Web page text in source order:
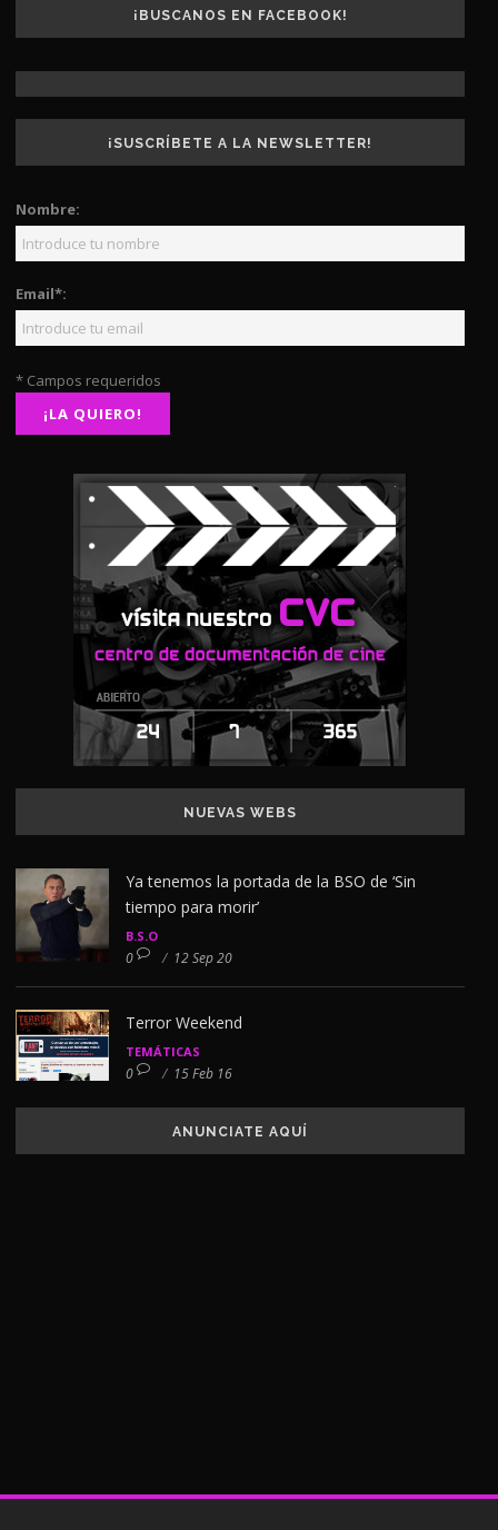
¡BUSCANOS EN FACEBOOK!
¡SUSCRÍBETE A LA NEWSLETTER!
Nombre:
Email*:
* Campos requeridos
NUEVAS WEBS
Ya tenemos la portada de la BSO de ‘Sin
tiempo para morir’
B.S.O
0 / 12 Sep 20
Terror Weekend
TEMÁTICAS
0 / 15 Feb 16
ANUNCIATE AQUÍ